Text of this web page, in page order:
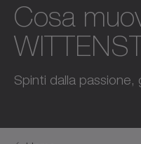
Cosa
Spinti dalla passione,